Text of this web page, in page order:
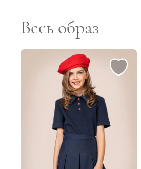
Весь образ